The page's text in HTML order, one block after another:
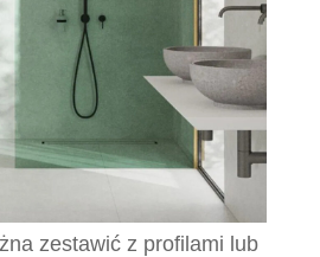
zestawić z profilami lub